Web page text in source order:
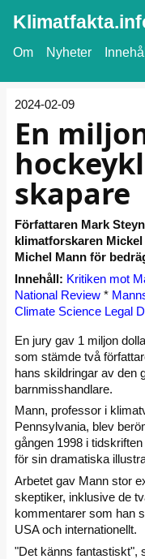
Om Nyheter Innehåll
2024-02-09
En
skapare
Författaren Mark
klimatforskaren
Michel Mann för
Innehåll: Kritiken mot
National Review *
Climate Science Legal
En jury gav 1 miljon
som stämde två
hans skildringar av den
barnmisshandlare.
Mann, professor i
Pennsylvania, blev
gången 1998 i
för sin dramatiska
Arbetet gav Mann stor
skeptiker, inklusive de
kommentarer som han
USA och internationellt.
"Det känns fantastiskt",